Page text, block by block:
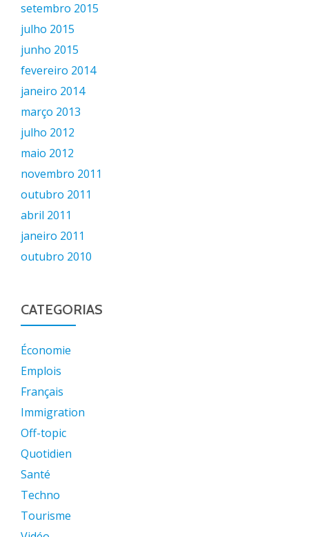
setembro 2015
julho 2015
junho 2015
fevereiro 2014
janeiro 2014
março 2013
julho 2012
maio 2012
novembro 2011
outubro 2011
abril 2011
janeiro 2011
outubro 2010
CATEGORIAS
Économie
Emplois
Français
Immigration
Off-topic
Quotidien
Santé
Techno
Tourisme